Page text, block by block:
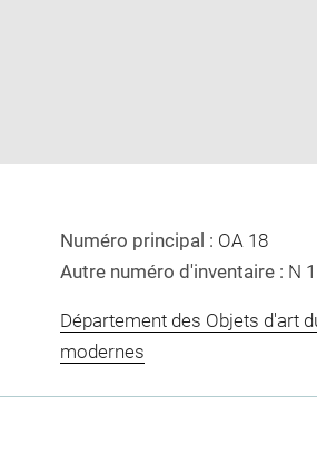
Numéro principal : OA 18
Autre numéro d'inventaire : N
Département des Objets d'art
modernes